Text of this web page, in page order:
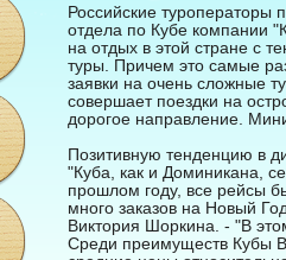
Российские туроператоры
отдела по Кубе компании
на отдых в этой стране с
туры. Причем это самые
заявки на очень сложные
совершает поездки на
дорогое направление.
Позитивную тенденцию в
"Куба, как и Доминикана,
прошлом году, все рейсы
много заказов на Новый
Виктория Шоркина. - "В
Среди преимуществ Кубы